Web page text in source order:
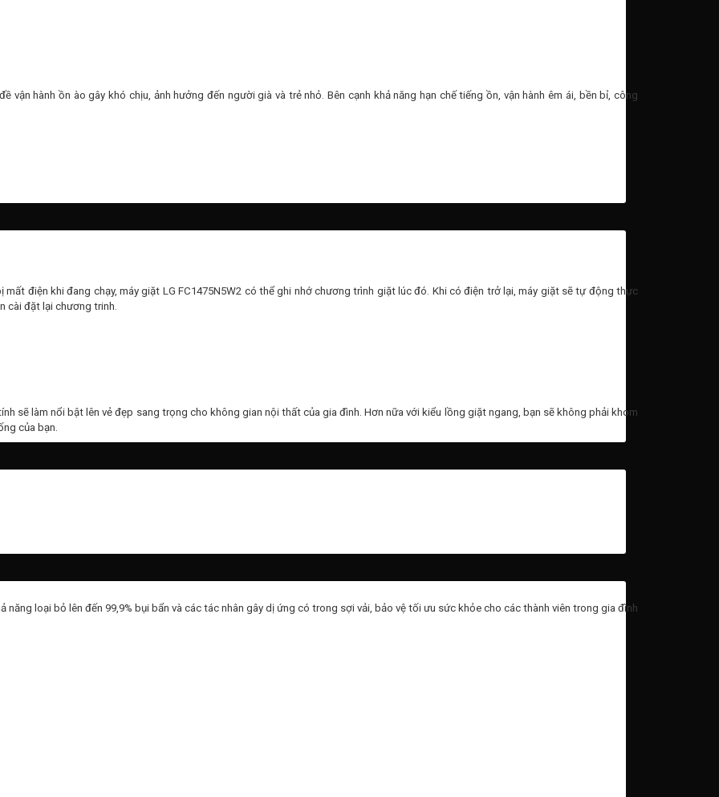
hành ồn ào gây khó chịu, ảnh hưởng đến người già và trẻ nhỏ. Bên cạnh khả năng hạn chế tiếng ồn, vận hành êm ái, bền bỉ, công
điện khi đang chạy, máy giặt LG FC1475N5W2 có thể ghi nhớ chương trình giặt lúc đó. Khi có điện trở lại, máy giặt sẽ tự động thực
cài đặt lại chương trinh.
sẽ làm nổi bật lên vẻ đẹp sang trọng cho không gian nội thất của gia đình. Hơn nữa với kiểu lồng giặt ngang, bạn sẽ không phải khom
của bạn.
loại bỏ lên đến 99,9% bụi bẩn và các tác nhân gây dị ứng có trong sợi vải, bảo vệ tối ưu sức khỏe cho các thành viên trong gia đình